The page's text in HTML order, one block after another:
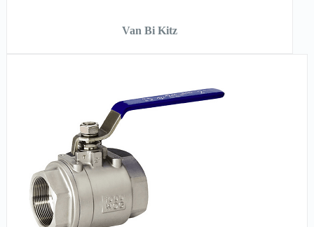
Van Bi Kitz
XEM NHANH
XEM CHI TIẾT